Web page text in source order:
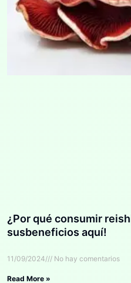
¿Por qué consumir
susbeneficios aquí!
11/09/2024 No hay comentarios
Read More »